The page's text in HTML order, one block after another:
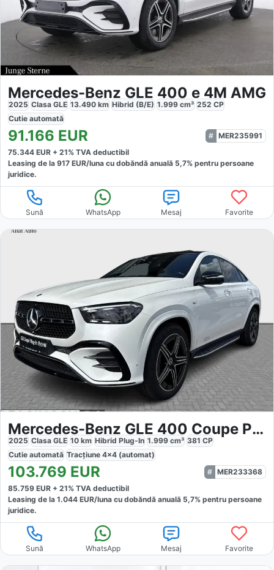
Mercedes-Benz GLE 400 e 4M AMG
2025 Clasa GLE 13.490 km Hibrid (B/E) 1.999 cm³ 252 CP
Cutie automată
91.166 EUR
MER235991
75.344 EUR + 21% TVA deductibil
Leasing de la 917 EUR/luna cu dobăndă anuală 5,7% pentru persoane
juridice.
Sună WhatsApp Mesaj Favorite
Mercedes-Benz GLE 400 Coupe PHEV 4MATIC
2025 Clasa GLE 10 km Hibrid Plug-In 1.999 cm³ 381 CP
Cutie automată Tracțiune 4x4 (automat)
103.769 EUR
MER233368
85.759 EUR + 21% TVA deductibil
Leasing de la 1.044 EUR/luna cu dobăndă anuală 5,7% pentru persoane
juridice.
Sună WhatsApp Mesaj Favorite